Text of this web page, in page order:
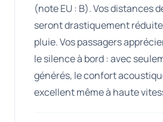
(note EU : B). Vos distances
seront drastiquement
pluie. Vos passagers
le silence à bord : avec
générés, le confort
excellent même à haute